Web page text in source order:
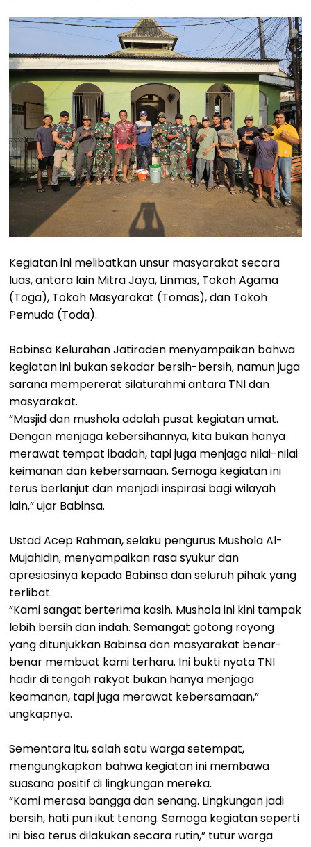
Kegiatan ini melibatkan unsur masyarakat secara
luas, antara lain Mitra Jaya, Linmas, Tokoh Agama
(Toga), Tokoh Masyarakat (Tomas), dan Tokoh
Pemuda (Toda).
Babinsa Kelurahan Jatiraden menyampaikan bahwa
kegiatan ini bukan sekadar bersih-bersih, namun juga
sarana mempererat silaturahmi antara TNI dan
masyarakat.
“Masjid dan mushola adalah pusat kegiatan umat.
Dengan menjaga kebersihannya, kita bukan hanya
merawat tempat ibadah, tapi juga menjaga nilai-nilai
keimanan dan kebersamaan. Semoga kegiatan ini
terus berlanjut dan menjadi inspirasi bagi wilayah
lain,” ujar Babinsa.
Ustad Acep Rahman, selaku pengurus Mushola Al-
Mujahidin, menyampaikan rasa syukur dan
apresiasinya kepada Babinsa dan seluruh pihak yang
terlibat.
“Kami sangat berterima kasih. Mushola ini kini tampak
lebih bersih dan indah. Semangat gotong royong
yang ditunjukkan Babinsa dan masyarakat benar-
benar membuat kami terharu. Ini bukti nyata TNI
hadir di tengah rakyat bukan hanya menjaga
keamanan, tapi juga merawat kebersamaan,”
ungkapnya.
Sementara itu, salah satu warga setempat,
mengungkapkan bahwa kegiatan ini membawa
suasana positif di lingkungan mereka.
“Kami merasa bangga dan senang. Lingkungan jadi
bersih, hati pun ikut tenang. Semoga kegiatan seperti
ini bisa terus dilakukan secara rutin,” tutur warga